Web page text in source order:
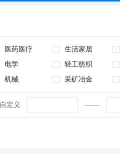
医药医疗 生活家居
电学 轻工纺织
机械 采矿冶金
自定义